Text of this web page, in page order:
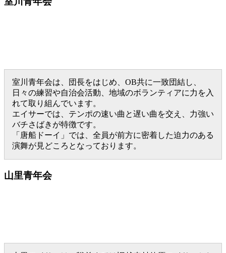
室川青年会は、団長をはじめ、OB共に一致団結し、
日々の練習や自治会活動、地域のボランティアに力を入
れて取り組んでいます。
エイサーでは、テンポの速い曲と遅い曲を交え、力強い
バチさばきが特徴です。
「唐船ドーイ」では、全員が前方に密着した迫力のある
演舞が見どころとなっております。
山里青年会